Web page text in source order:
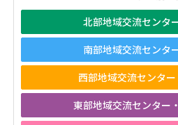
北部地域交流センタ
南部地域交流センタ
西部地域交流センタ
東部地域交流センター